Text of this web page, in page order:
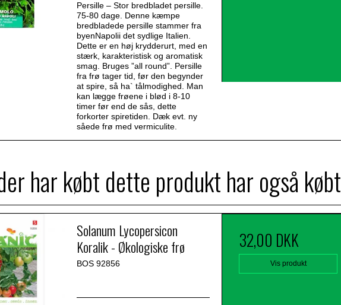
Persille – Stor bredbladet persille.
75-80 dage. Denne kæmpe
bredbladede persille stammer fra
byenNapolii det sydlige Italien.
Dette er en høj krydderurt, med en
stærk, karakteristisk og aromatisk
smag. Bruges ”all round”. Persille
fra frø tager tid, før den begynder
at spire, så ha` tålmodighed. Man
kan lægge frøene i blød i 8-10
timer før end de sås, dette
forkorter spiretiden. Dæk evt. ny
såede frø med vermiculite.
har købt dette produkt har også købt
Solanum Lycopersicon
Koralik - Økologiske frø
BOS 92856
32,00 DKK
Vis produkt